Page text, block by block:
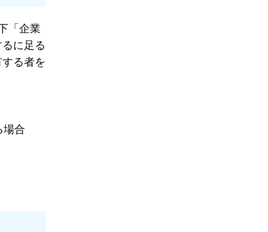
「企業
に足る
る者を
場合